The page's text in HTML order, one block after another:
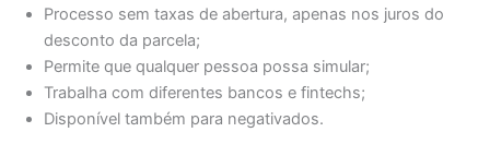
Processo sem taxas de abertura, apenas nos juros do
desconto da parcela;
Permite que qualquer pessoa possa simular;
Trabalha com diferentes bancos e fintechs;
Disponível também para negativados.